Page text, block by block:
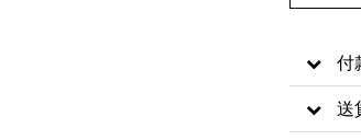
付
送